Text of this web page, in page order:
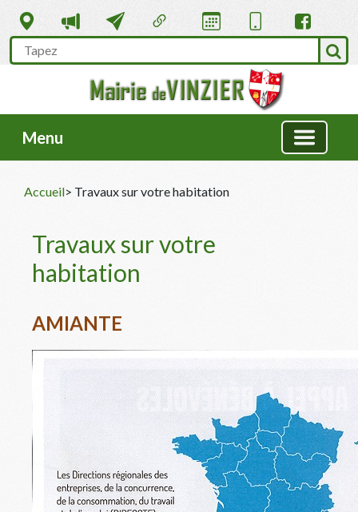
Menu
Accueil> Travaux sur votre habitation
Travaux sur votre
habitation
AMIANTE